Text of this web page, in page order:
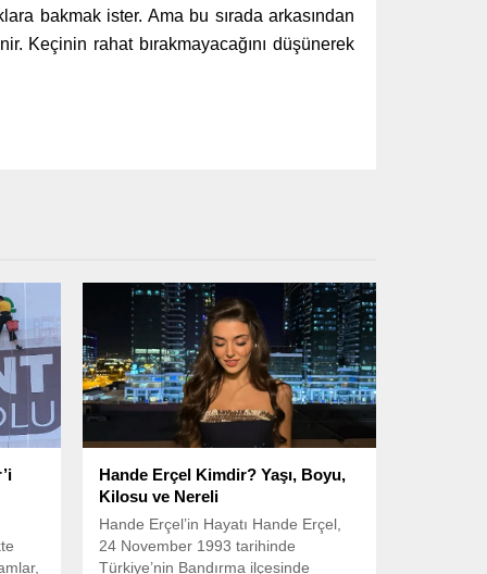
bakmak ister. Ama bu sırada arkasından
Keçinin rahat bırakmayacağını düşünerek
Hande Erçel Kimdir? Yaşı, Boyu,
Kilosu ve Nereli
Hande Erçel’in Hayatı Hande Erçel,
24 November 1993 tarihinde
Türkiye’nin Bandırma ilçesinde